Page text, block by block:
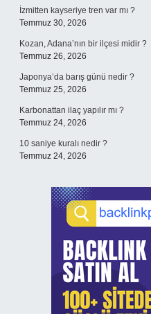
İzmitten kayseriye tren var mı ?
Temmuz 30, 2026
Kozan, Adana’nın bir ilçesi midir ?
Temmuz 26, 2026
Japonya’da barış günü nedir ?
Temmuz 25, 2026
Karbonattan ilaç yapılır mı ?
Temmuz 24, 2026
10 saniye kuralı nedir ?
Temmuz 24, 2026